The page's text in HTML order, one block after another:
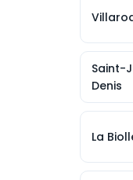
Saint-
Denis
La